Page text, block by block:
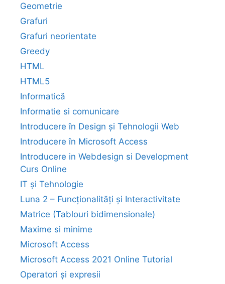
Geometrie
Grafuri
Grafuri neorientate
Greedy
HTML
HTML5
Informatică
Informatie si comunicare
Introducere în Design și Tehnologii Web
Introducere în Microsoft Access
Introducere in Webdesign si Development
Curs Online
IT și Tehnologie
Luna 2 – Funcționalități și Interactivitate
Matrice (Tablouri bidimensionale)
Maxime si minime
Microsoft Access
Microsoft Access 2021 Online Tutorial
Operatori și expresii